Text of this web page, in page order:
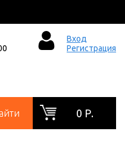
Вход
Регистрация
0 Р.